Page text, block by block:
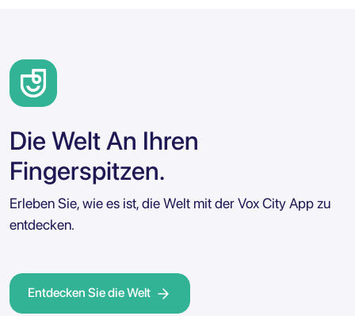
Die Welt An Ihren
Fingerspitzen.
Erleben Sie, wie es ist, die Welt mit der Vox City App zu
entdecken.
Entdecken Sie die Welt